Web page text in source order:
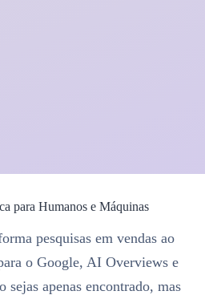
para Humanos e Máquinas
pesquisas em vendas ao
o Google, AI Overviews e
sejas apenas encontrado, mas